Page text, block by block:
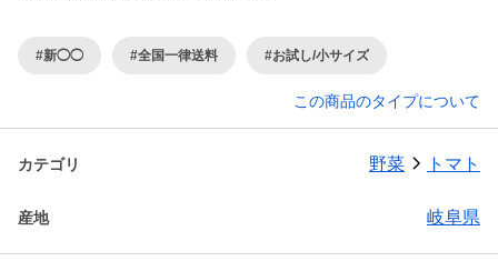
#新◯◯ #全国一律送料 #お試し/小サイズ
この商品のタイプについて
カテゴリ 野菜 トマト
産地 岐阜県